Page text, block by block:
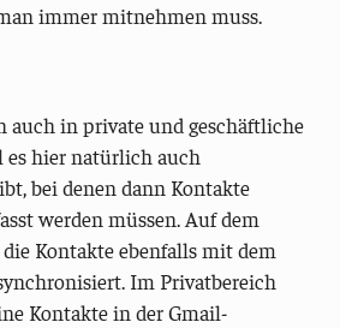
immer mitnehmen muss.
auch in private und geschäftliche
es hier natürlich auch
bei denen dann Kontakte
werden müssen. Auf dem
Kontakte ebenfalls mit dem
Im Privatbereich
Kontakte in der Gmail-